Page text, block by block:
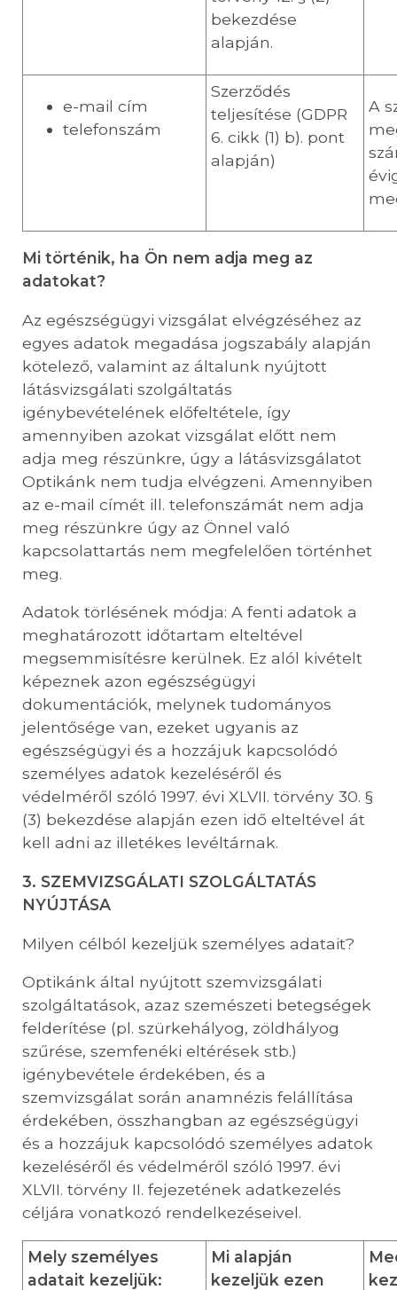
bekezdése
alapján.
e-mail cím
telefonszám
Szerződés
teljesítése (GDPR
6. cikk (1) b). pont
alapján)
A
Mi történik, ha Ön nem adja meg az
adatokat?
Az egészségügyi vizsgálat elvégzéséhez az
egyes adatok megadása jogszabály alapján
kötelező, valamint az általunk nyújtott
látásvizsgálati szolgáltatás
igénybevételének előfeltétele, így
amennyiben azokat vizsgálat előtt nem
adja meg részünkre, úgy a látásvizsgálatot
Optikánk nem tudja elvégzeni. Amennyiben
az e-mail címét ill. telefonszámát nem adja
meg részünkre úgy az Önnel való
kapcsolattartás nem megfelelően történhet
meg.
Adatok törlésének módja: A fenti adatok a
meghatározott időtartam elteltével
megsemmisítésre kerülnek. Ez alól kivételt
képeznek azon egészségügyi
dokumentációk, melynek tudományos
jelentősége van, ezeket ugyanis az
egészségügyi és a hozzájuk kapcsolódó
személyes adatok kezeléséről és
védelméről szóló 1997. évi XLVII. törvény 30. §
(3) bekezdése alapján ezen idő elteltével át
kell adni az illetékes levéltárnak.
3. SZEMVIZSGÁLATI SZOLGÁLTATÁS
NYÚJTÁSA
Milyen célból kezeljük személyes adatait?
Optikánk által nyújtott szemvizsgálati
szolgáltatások, azaz szemészeti betegségek
felderítése (pl. szürkehályog, zöldhályog
szűrése, szemfenéki eltérések stb.)
igénybevétele érdekében, és a
szemvizsgálat során anamnézis felállítása
érdekében, összhangban az egészségügyi
és a hozzájuk kapcsolódó személyes adatok
kezeléséről és védelméről szóló 1997. évi
XLVII. törvény II. fejezetének adatkezelés
céljára vonatkozó rendelkezéseivel.
Mely személyes
adatait kezeljük:
Mi alapján
kezeljük ezen